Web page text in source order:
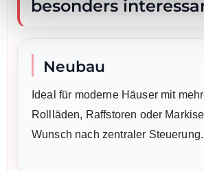
besonders
Neubau
Ideal für moderne Häuser mit
Rollläden, Raffstoren oder
Wunsch nach zentraler Steuerung.